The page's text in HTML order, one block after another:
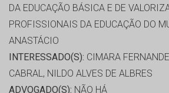
DA EDUCAÇÃO BÁSICA E DE
PROFISSIONAIS DA EDUCAÇÃO DO
ANASTÁCIO
INTERESSADO(S): CIMARA
CABRAL, NILDO ALVES DE ALBRES
ADVOGADO(S): NÃO HÁ